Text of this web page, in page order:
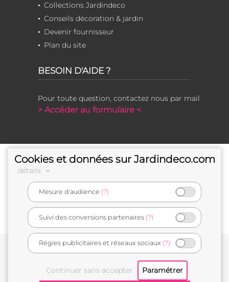
Collections Jardindeco
Conseils décoration & jardin
Devenir fournisseur
Plan du site
BESOIN D'AIDE ?
Pour toute question, contactez nous par mail
> Accéder au formulaire <
e-commerçant français
Cookies et données sur Jardindeco.com
détails
Mesure d'audience (?)
Suivi des conversions partenaires (?)
Régies publicitaires et réseaux sociaux (?)